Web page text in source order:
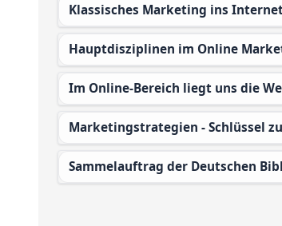
Klassisches Marketing ins
Hauptdisziplinen im Online
Im Online-Bereich liegt uns die
Marketingstrategien - Schlüssel
Sammelauftrag der Deutschen